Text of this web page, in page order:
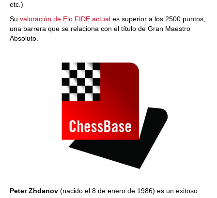
etc.)
Su valoración de Elo FIDE actual es superior a los 2500 puntos,
una barrera que se relaciona con el título de Gran Maestro
Absoluto.
Peter Zhdanov (nacido el 8 de enero de 1986) es un exitoso